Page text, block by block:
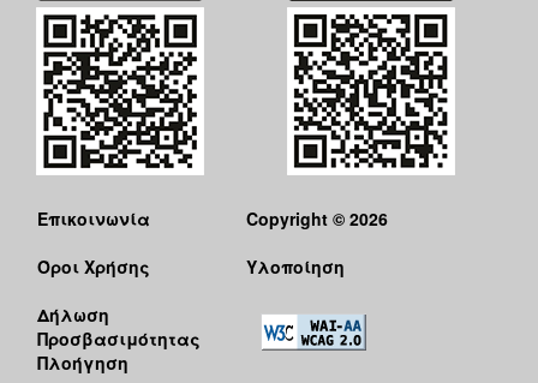
Επικοινωνία
Όροι Χρήσης
Δήλωση
Προσβασιμότητας
Πλοήγηση
Copyright © 2026
Υλοποίηση